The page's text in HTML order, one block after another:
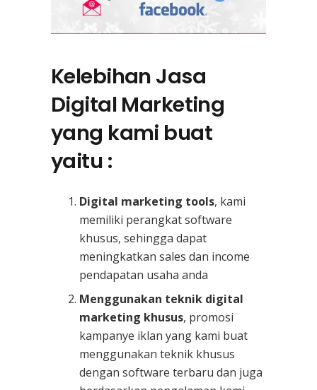
Kelebihan Jasa
Digital Marketing
yang kami buat
yaitu :
Digital marketing tools, kami
memiliki perangkat software
khusus, sehingga dapat
meningkatkan sales dan income
pendapatan usaha anda
Menggunakan teknik digital
marketing khusus, promosi
kampanye iklan yang kami buat
menggunakan teknik khusus
dengan software terbaru dan juga